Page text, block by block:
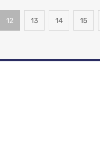
12 13 14 15